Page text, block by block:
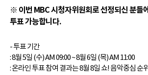
※ 이번 MBC 시청자위원회로 선정되신 분들
투표 가능합니다.
- 투표 기간
: 8월 5일 (수) AM 09:00 ~ 8월 6일 (목) AM 11:00
: 온라인 투표 참여 결과는 8월 8일 쇼! 음악중심 순